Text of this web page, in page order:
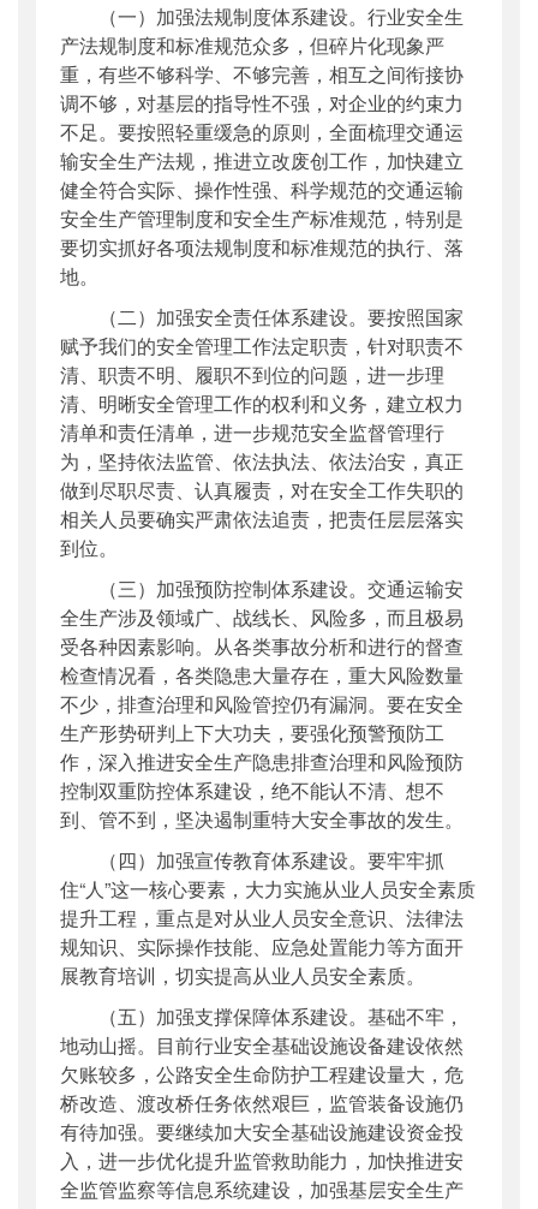
（一）加强法规制度体系建设。行业安全生
产法规制度和标准规范众多，但碎片化现象严
重，有些不够科学、不够完善，相互之间衔接协
调不够，对基层的指导性不强，对企业的约束力
不足。要按照轻重缓急的原则，全面梳理交通运
输安全生产法规，推进立改废创工作，加快建立
健全符合实际、操作性强、科学规范的交通运输
安全生产管理制度和安全生产标准规范，特别是
要切实抓好各项法规制度和标准规范的执行、落
地。
（二）加强安全责任体系建设。要按照国家
赋予我们的安全管理工作法定职责，针对职责不
清、职责不明、履职不到位的问题，进一步理
清、明晰安全管理工作的权利和义务，建立权力
清单和责任清单，进一步规范安全监督管理行
为，坚持依法监管、依法执法、依法治安，真正
做到尽职尽责、认真履责，对在安全工作失职的
相关人员要确实严肃依法追责，把责任层层落实
到位。
（三）加强预防控制体系建设。交通运输安
全生产涉及领域广、战线长、风险多，而且极易
受各种因素影响。从各类事故分析和进行的督查
检查情况看，各类隐患大量存在，重大风险数量
不少，排查治理和风险管控仍有漏洞。要在安全
生产形势研判上下大功夫，要强化预警预防工
作，深入推进安全生产隐患排查治理和风险预防
控制双重防控体系建设，绝不能认不清、想不
到、管不到，坚决遏制重特大安全事故的发生。
（四）加强宣传教育体系建设。要牢牢抓
住“人”这一核心要素，大力实施从业人员安全素质
提升工程，重点是对从业人员安全意识、法律法
规知识、实际操作技能、应急处置能力等方面开
展教育培训，切实提高从业人员安全素质。
（五）加强支撑保障体系建设。基础不牢，
地动山摇。目前行业安全基础设施设备建设依然
欠账较多，公路安全生命防护工程建设量大，危
桥改造、渡改桥任务依然艰巨，监管装备设施仍
有待加强。要继续加大安全基础设施建设资金投
入，进一步优化提升监管救助能力，加快推进安
全监管监察等信息系统建设，加强基层安全生产